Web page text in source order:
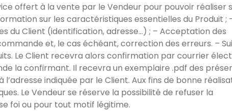
offert à la vente par le Vendeur pour pouvoir réaliser
sur les caractéristiques essentielles du Produit ;
du Client (identification, adresse…) ; – Acceptation des
et, le cas échéant, correction des erreurs. –
Le Client recevra alors confirmation par courrier
la confirmant. Il recevra un exemplaire .pdf des
indiquée par le Client. Aux fins de bonne
Le Vendeur se réserve la possibilité de refuser la
foi ou pour tout motif légitime.